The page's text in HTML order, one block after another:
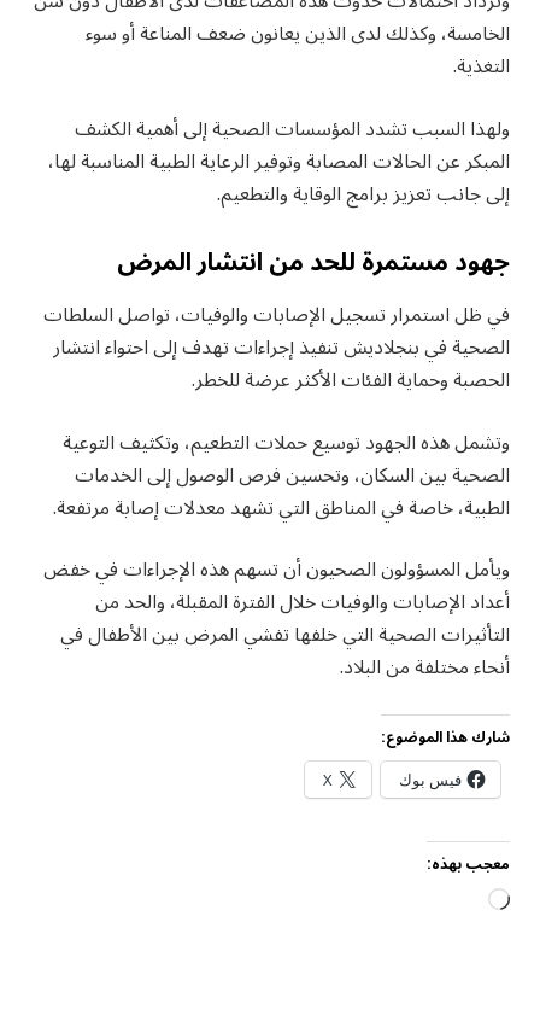
الخامسة، وكذلك لدى الذين يعانون ضعف المناعة أو سوء
التغذية.
ولهذا السبب تشدد المؤسسات الصحية إلى أهمية الكشف
المبكر عن الحالات المصابة وتوفير الرعاية الطبية المناسبة لها،
إلى جانب تعزيز برامج الوقاية والتطعيم.
جهود مستمرة للحد من انتشار المرض
في ظل استمرار تسجيل الإصابات والوفيات، تواصل السلطات
الصحية في بنجلاديش تنفيذ إجراءات تهدف إلى احتواء انتشار
الحصبة وحماية الفئات الأكثر عرضة للخطر.
وتشمل هذه الجهود توسيع حملات التطعيم، وتكثيف التوعية
الصحية بين السكان، وتحسين فرص الوصول إلى الخدمات
الطبية، خاصة في المناطق التي تشهد معدلات إصابة مرتفعة.
ويأمل المسؤولون الصحيون أن تسهم هذه الإجراءات في خفض
أعداد الإصابات والوفيات خلال الفترة المقبلة، والحد من
التأثيرات الصحية التي خلفها تفشي المرض بين الأطفال في
أنحاء مختلفة من البلاد.
شارك هذا الموضوع:
فيس بوك X
معجب بهذه:
جاري